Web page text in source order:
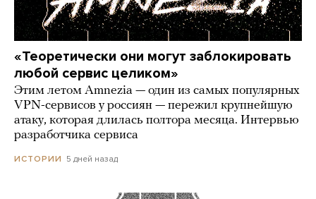
«Теоретически они могут заблокировать
любой сервис целиком»
Этим летом Amnezia — один из самых популярных
VPN-сервисов у россиян — пережил крупнейшую
атаку, которая длилась полтора месяца. Интервью
разработчика сервиса
ИСТОРИИ 5 дней назад